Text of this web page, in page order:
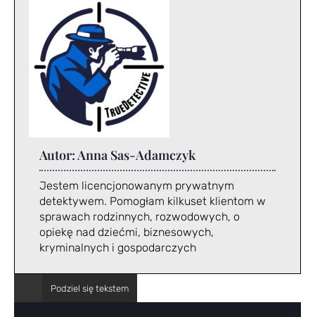
Autor:Anna Sas-Adamczyk
Jestem licencjonowanym prywatnym
detektywem. Pomogłam kilkuset klientom w
sprawach rodzinnych, rozwodowych, o
opiekę nad dziećmi, biznesowych,
kryminalnych i gospodarczych